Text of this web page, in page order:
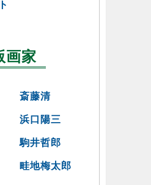
画家
斎藤清
浜口陽三
駒井哲郎
畦地梅太郎